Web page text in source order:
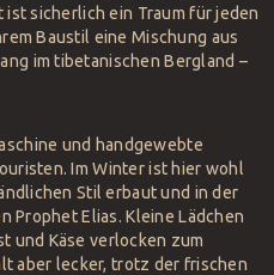
sicherlich ein Traum für jeden
Baustil eine Mischung aus
im tibetanischen Bergland –
und handgewebte
Im Winter ist hier wohl
Stil erbaut und in der
Prophet Elias. Kleine Lädchen
und Käse verlocken zum
aber lecker, trotz der frischen